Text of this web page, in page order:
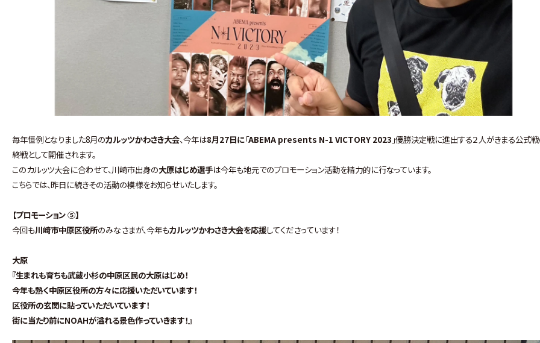
毎年恒例となりました8月のカルッツかわさき大会、今年は8月27日に「ABEMA presents N-1 VICTORY 2023 」優勝決定戦に進出する２人がきまる公式
終戦として開催されます。
このカルッツ大会に合わせて、川崎市出身の大原はじめ選手は今年も地元でのプロモーション活動を精力的に行なっています。
こちらでは、昨日に続きその活動の模様をお知らせいたします。
【プロモーション ⑤】
今回も川崎市中原区役所のみなさまが、今年もカルッツかわさき大会を応援してくださっています！
大原
『生まれも育ちも武蔵小杉の中原区民の大原はじめ！
今年も熱く中原区役所の方々に応援いただいています！
区役所の玄関に貼っていただいています！
街に当たり前にNOAHが溢れる景色作っていきます！』